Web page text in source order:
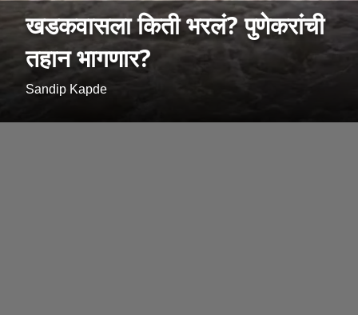
खडकवासला किती भरलं? पुणेकरांची
तहान भागणार?
Sandip Kapde